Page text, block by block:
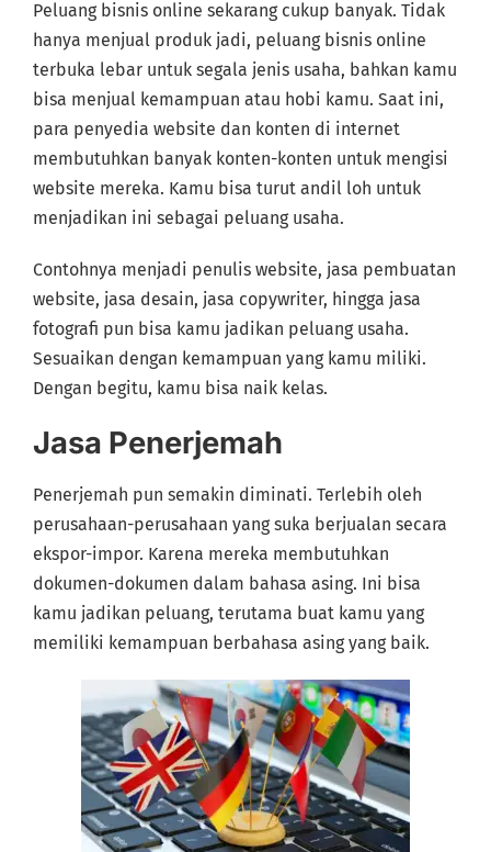
Peluang bisnis online sekarang cukup banyak. Tidak
hanya menjual produk jadi, peluang bisnis online
terbuka lebar untuk segala jenis usaha, bahkan kamu
bisa menjual kemampuan atau hobi kamu. Saat ini,
para penyedia website dan konten di internet
membutuhkan banyak konten-konten untuk mengisi
website mereka. Kamu bisa turut andil loh untuk
menjadikan ini sebagai peluang usaha.
Contohnya menjadi penulis website, jasa pembuatan
website, jasa desain, jasa copywriter, hingga jasa
fotografi pun bisa kamu jadikan peluang usaha.
Sesuaikan dengan kemampuan yang kamu miliki.
Dengan begitu, kamu bisa naik kelas.
Jasa Penerjemah
Penerjemah pun semakin diminati. Terlebih oleh
perusahaan-perusahaan yang suka berjualan secara
ekspor-impor. Karena mereka membutuhkan
dokumen-dokumen dalam bahasa asing. Ini bisa
kamu jadikan peluang, terutama buat kamu yang
memiliki kemampuan berbahasa asing yang baik.